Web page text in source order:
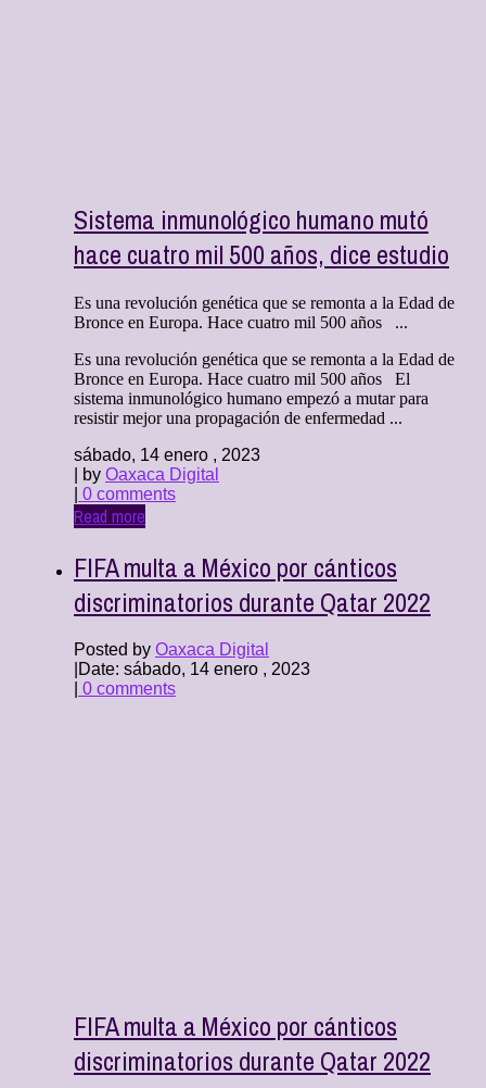
Sistema inmunológico humano mutó
hace cuatro mil 500 años, dice estudio
Es una revolución genética que se remonta a la Edad de
Bronce en Europa. Hace cuatro mil 500 años ...
Es una revolución genética que se remonta a la Edad de
Bronce en Europa. Hace cuatro mil 500 años El
sistema inmunológico humano empezó a mutar para
resistir mejor una propagación de enfermedad ...
sábado, 14 enero , 2023
| by Oaxaca Digital
0 comments
Read more
FIFA multa a México por cánticos
discriminatorios durante Qatar 2022
Posted by Oaxaca Digital
Date: sábado, 14 enero , 2023
0 comments
FIFA multa a México por cánticos
discriminatorios durante Qatar 2022